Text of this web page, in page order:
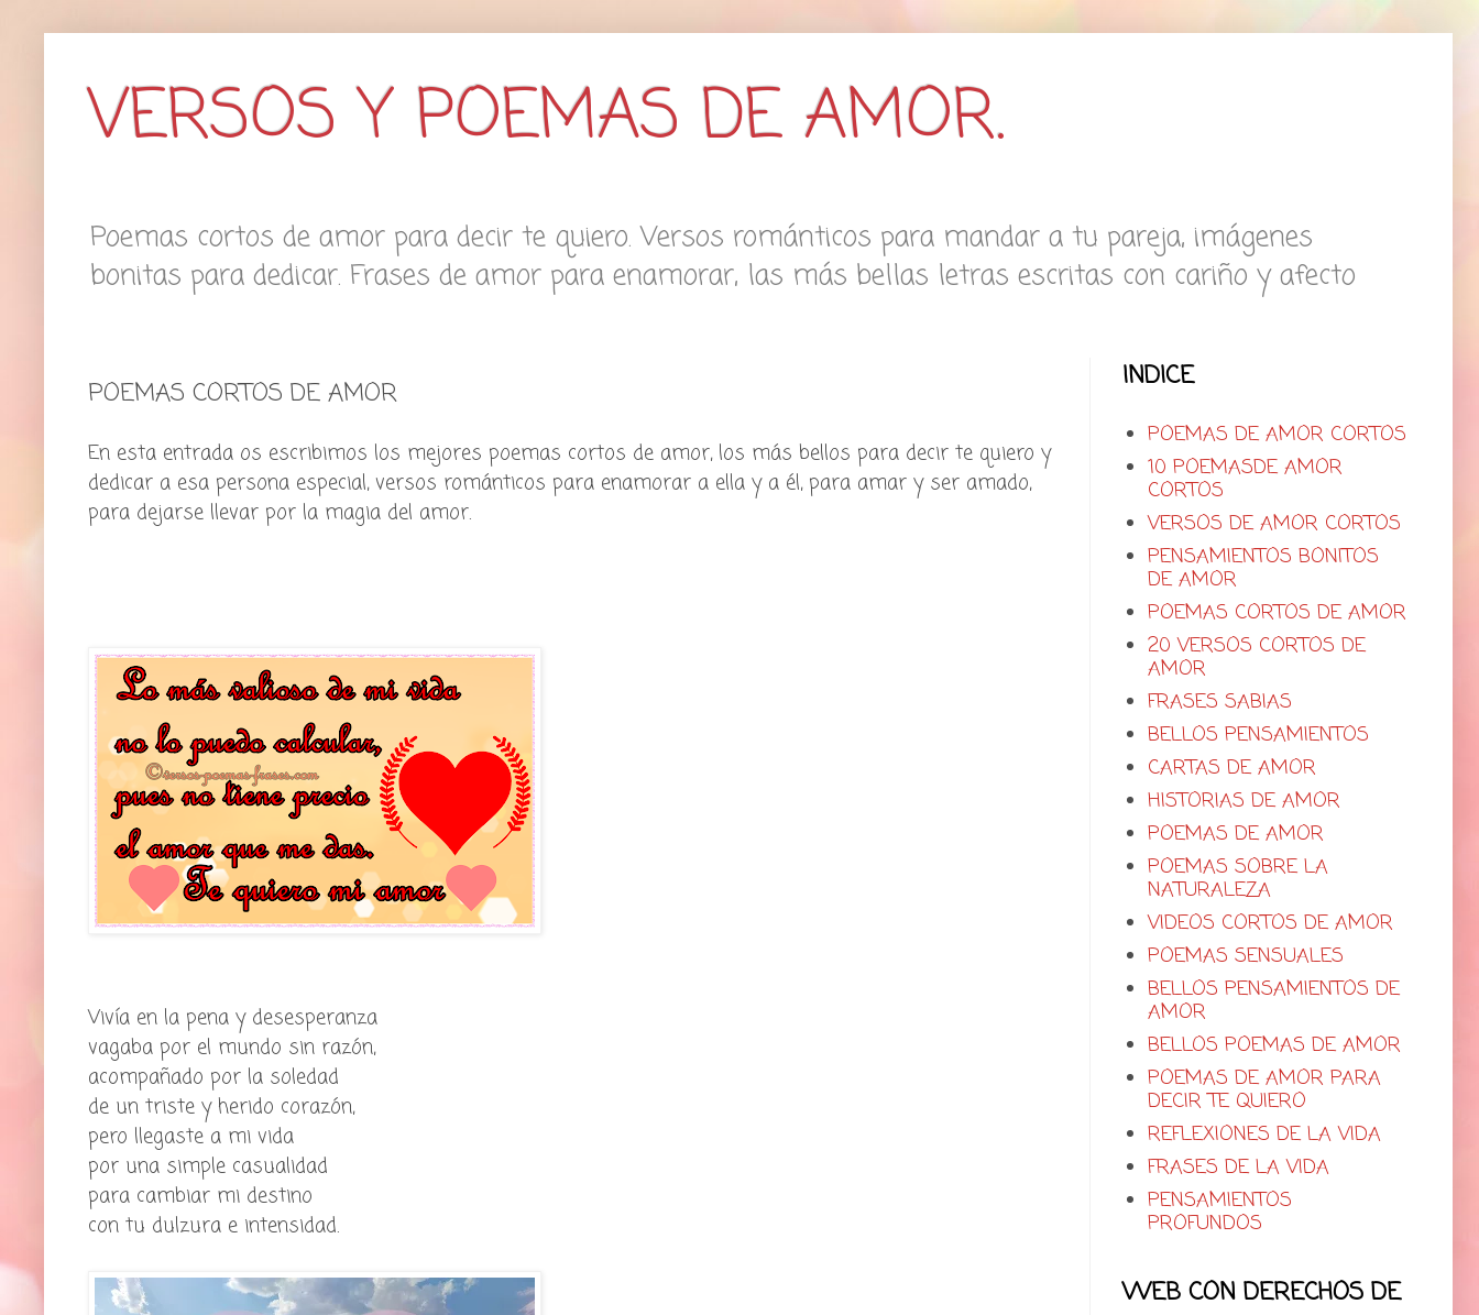
VERSOS Y POEMAS DE AMOR.
Poemas cortos de amor para decir te quiero. Versos románticos para mandar a tu pareja, imágenes
bonitas para dedicar. Frases de amor para enamorar, las más bellas letras escritas con cariño y afecto
POEMAS CORTOS DE AMOR
En esta entrada os escribimos los mejores poemas cortos de amor, los más bellos para decir te quiero y
dedicar a esa persona especial, versos románticos para enamorar a ella y a él, para amar y ser amado,
para dejarse llevar por la magia del amor.
Vivía en la pena y desesperanza
vagaba por el mundo sin razón,
acompañado por la soledad
de un triste y herido corazón,
pero llegaste a mi vida
por una simple casualidad
para cambiar mi destino
con tu dulzura e intensidad.
INDICE
POEMAS DE AMOR CORTOS
10 POEMASDE AMOR
CORTOS
VERSOS DE AMOR CORTOS
PENSAMIENTOS BONITOS
DE AMOR
POEMAS CORTOS DE AMOR
20 VERSOS CORTOS DE
AMOR
FRASES SABIAS
BELLOS PENSAMIENTOS
CARTAS DE AMOR
HISTORIAS DE AMOR
POEMAS DE AMOR
POEMAS SOBRE LA
NATURALEZA
VIDEOS CORTOS DE AMOR
POEMAS SENSUALES
BELLOS PENSAMIENTOS DE
AMOR
BELLOS POEMAS DE AMOR
POEMAS DE AMOR PARA
DECIR TE QUIERO
REFLEXIONES DE LA VIDA
FRASES DE LA VIDA
PENSAMIENTOS
PROFUNDOS
WEB CON DERECHOS DE